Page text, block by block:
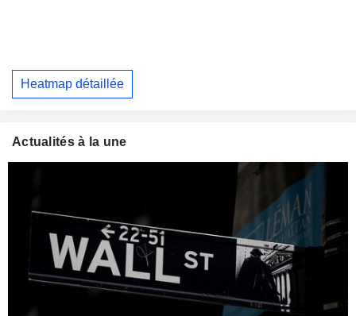
Heatmap détaillée
Actualités à la une